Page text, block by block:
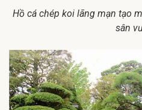
Hồ cá chép koi lãng mạn tạo
sân